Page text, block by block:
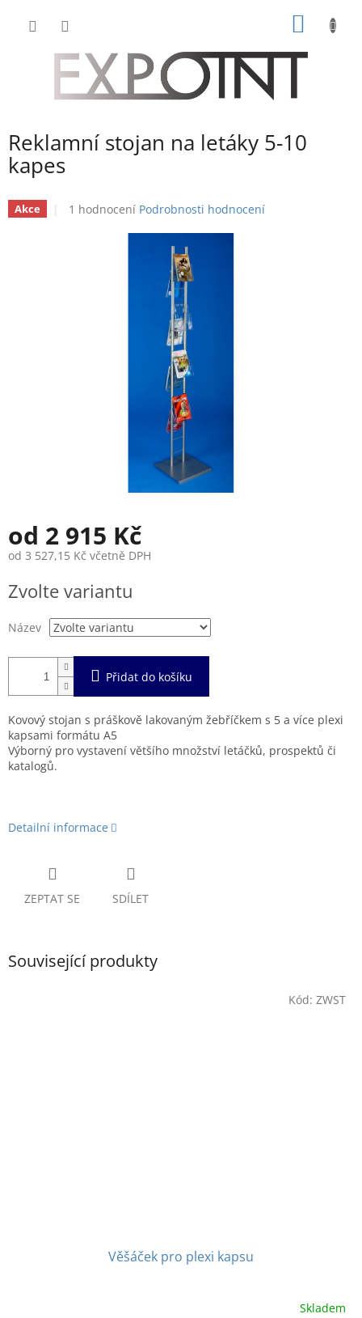
Reklamní stojan na letáky 5-10
kapes
Akce
Průměrné
1 hodnocení Podrobnosti hodnocení
od 2 915 Kč
od 3 527,15 Kč včetně DPH
cena:
Zvolte variantu
Název
Přidat do košíku
Kovový stojan s práškově lakovaným žebříčkem s 5 a více plexi
kapsami formátu A5
Výborný pro vystavení většího množství letáčků, prospektů či
katalogů.
Detailní informace
ZEPTAT SE SDÍLET
Související produkty
Věšáček pro plexi kapsu
Skladem
Kód: ZWST